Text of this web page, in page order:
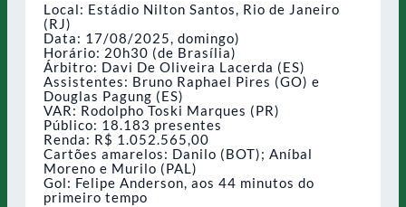
Local: Estádio Nilton Santos, Rio de Janeiro
(RJ)
Data: 17/08/2025, domingo)
Horário: 20h30 (de Brasília)
Árbitro: Davi De Oliveira Lacerda (ES)
Assistentes: Bruno Raphael Pires (GO) e
Douglas Pagung (ES)
VAR: Rodolpho Toski Marques (PR)
Público: 18.183 presentes
Renda: R$ 1.052.565,00
Cartões amarelos: Danilo (BOT); Aníbal
Moreno e Murilo (PAL)
Gol: Felipe Anderson, aos 44 minutos do
primeiro tempo